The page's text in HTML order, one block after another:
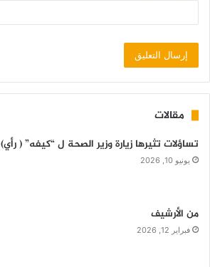
مقالات
تساؤلات تثيرها زيارة وزير الصحة ل “كيفه” ( رأي)
يونيو 10, 2026
من الأرشيف
فبراير 12, 2026